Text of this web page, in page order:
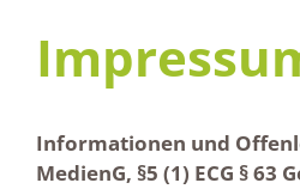
Informationen und
MedienG, §5 (1) ECG § 63